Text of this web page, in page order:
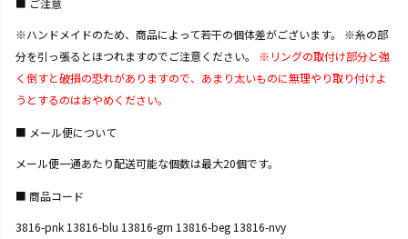
ご注意
※ハンドメイドのため、商品によって若干の個体差がございます。 ※糸の部
分を引っ張るとほつれますのでご注意ください。 ※リングの取付け部分と強
く倒すと破損の恐れがありますので、あまり太いものに無理やり取り付けよ
うとするのはおやめください。
メール便について
メール便一通あたり配送可能な個数は最大20個です。
商品コード
3816-pnk 13816-blu 13816-grn 13816-beg 13816-nvy